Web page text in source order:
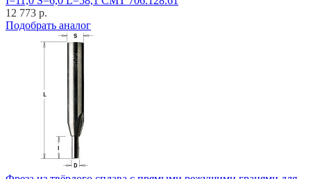
12 773 р.
Подобрать аналог